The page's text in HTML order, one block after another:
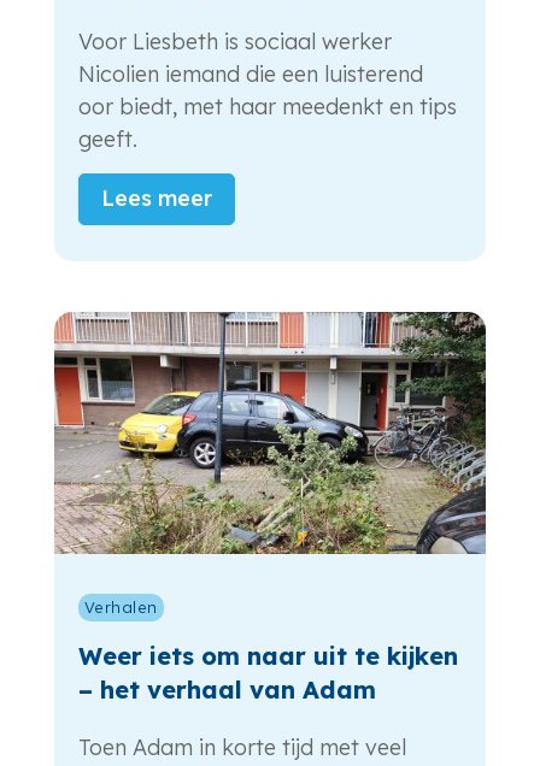
Voor Liesbeth is sociaal werker
Nicolien iemand die een luisterend
oor biedt, met haar meedenkt en tips
geeft.
Lees meer
Verhalen
Weer iets om naar uit te kijken
– het verhaal van Adam
Toen Adam in korte tijd met veel